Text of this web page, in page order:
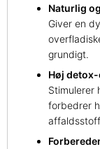
Naturlig
Giver en
grundigt.
Høj
Stimulerer
forbedrer